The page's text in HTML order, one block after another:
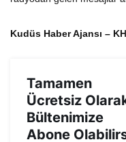
Kudüs Haber Ajansı –
Tamamen
Ücretsiz
Bültenimize
Abone